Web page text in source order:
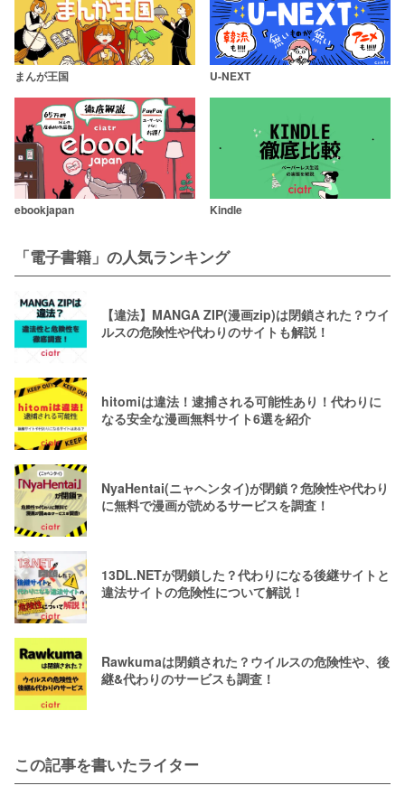
まんが王国 U-NEXT
ebookjapan Kindle
「電子書籍」の人気ランキング
【違法】MANGA ZIP(漫画zip)は閉鎖された？ウイ
ルスの危険性や代わりのサイトも解説！
hitomiは違法！逮捕される可能性あり！代わりに
なる安全な漫画無料サイト6選を紹介
NyaHentai(ニャヘンタイ)が閉鎖？危険性や代わり
に無料で漫画が読めるサービスを調査！
13DL.NETが閉鎖した？代わりになる後継サイトと
違法サイトの危険性について解説！
Rawkumaは閉鎖された？ウイルスの危険性や、後
継&代わりのサービスも調査！
この記事を書いたライター